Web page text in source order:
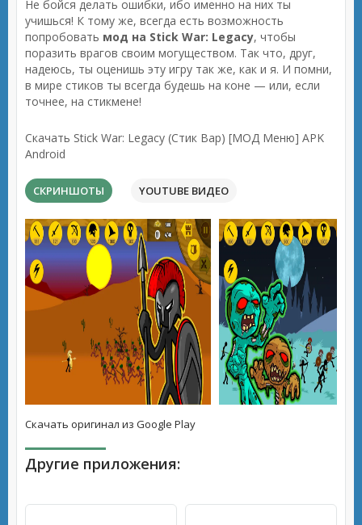
Не бойся делать ошибки, ибо именно на них ты
учишься! К тому же, всегда есть возможность
попробовать мод на Stick War: Legacy, чтобы
поразить врагов своим могуществом. Так что, друг,
надеюсь, ты оценишь эту игру так же, как и я. И помни,
в мире стиков ты всегда будешь на коне — или, если
точнее, на стикмене!
Скачать Stick War: Legacy (Стик Вар) [МОД Меню] APK
Android
СКРИНШОТЫ YOUTUBE ВИДЕО
Скачать оригинал из Google Play
Другие приложения: